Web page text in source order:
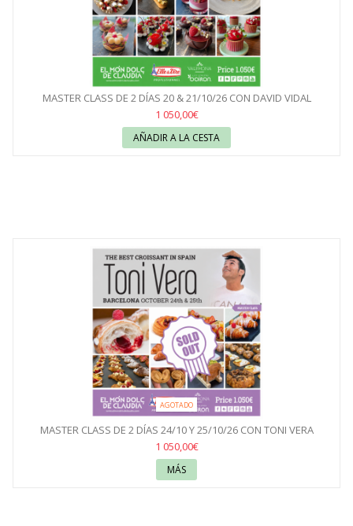
MASTER CLASS DE 2 DÍAS 20 & 21/10/26 CON DAVID VIDAL
1 050,00€
AÑADIR A LA CESTA
AGOTADO
MASTER CLASS DE 2 DÍAS 24/10 Y 25/10/26 CON TONI VERA
1 050,00€
MÁS